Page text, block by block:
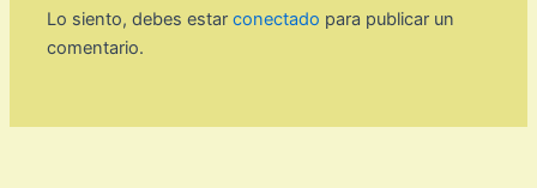
Lo siento, debes estarconectado para publicar un
comentario.